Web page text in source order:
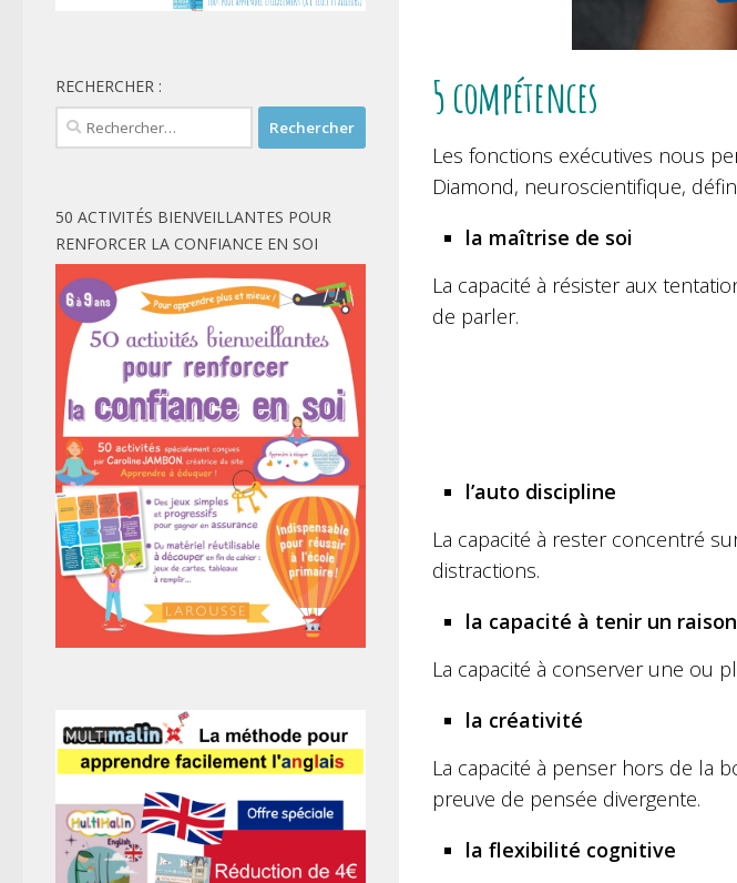
5 compétences
Les fonctions exécutives nous
Diamond, neuroscientifique,
la maîtrise de soi
La capacité à résister aux
de parler.
l’auto discipline
La capacité à rester concentré
distractions.
la capacité à tenir un
La capacité à conserver une ou
la créativité
La capacité à penser hors de la
preuve de pensée divergente.
la flexibilité cognitive
RECHERCHER :
Rechercher :
50 ACTIVITÉS BIENVEILLANTES POUR
RENFORCER LA CONFIANCE EN SOI